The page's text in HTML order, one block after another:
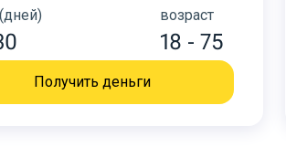
возраст
18 - 75
Получить деньги